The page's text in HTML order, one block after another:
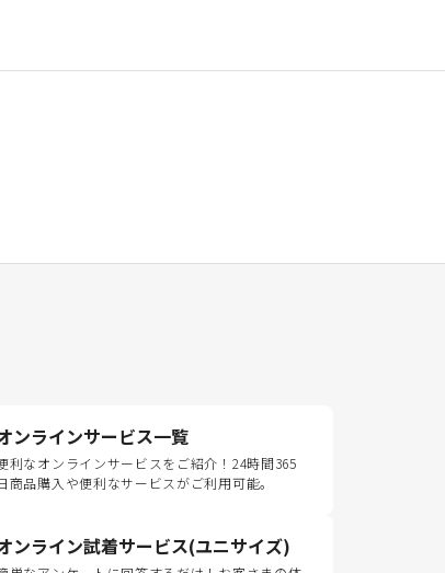
ンラインサービス一覧
利なオンラインサービスをご紹介！24時間365
商品購入や便利なサービスがご利用可能。
ンライン試着サービス(ユニサイズ)